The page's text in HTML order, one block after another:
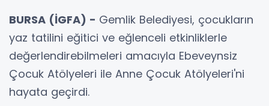
BURSA (İGFA) - Gemlik Belediyesi, çocukların
yaz tatilini eğitici ve eğlenceli etkinliklerle
değerlendirebilmeleri amacıyla Ebeveynsiz
Çocuk Atölyeleri ile Anne Çocuk Atölyeleri'ni
hayata geçirdi.